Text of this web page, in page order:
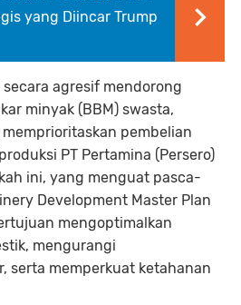
yang Diincar Trump
agresif mendorong
minyak (BBM) swasta,
pembelian
PT Pertamina (Persero)
ini, yang menguat pasca-
Development Master Plan
mengoptimalkan
mengurangi
serta memperkuat ketahanan